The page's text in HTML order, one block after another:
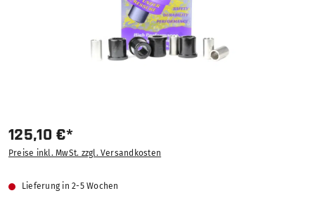
125,10 €*
Preise inkl. MwSt. zzgl. Versandkosten
Lieferung in 2-5 Wochen